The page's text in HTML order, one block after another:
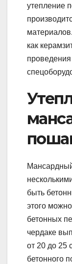
утепление
как
быть
этого
бетонных
чердаке
от 20 до 25
бетонного